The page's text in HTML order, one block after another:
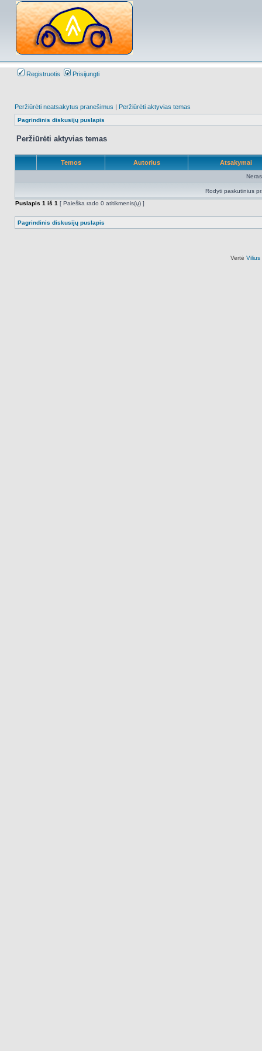
Registruotis Prisijungti
Peržiūrėti neatsakytus pranešimus | Peržiūrėti aktyvias temas
Pagrindinis diskusijų puslapis
Peržiūrėti aktyvias temas
Temos Autorius Atsakymai
Rodyti paskutinius
Puslapis 1 iš 1 [ Paieška rado 0 atitikmenis(ų) ]
Pagrindinis diskusijų puslapis
Vertė Vilius